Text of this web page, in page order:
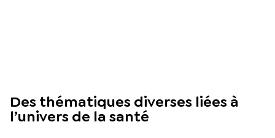
Des thématiques diverses liées à
l’univers de la santé